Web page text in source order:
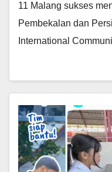
11 Malang sukses
Pembekalan dan
International